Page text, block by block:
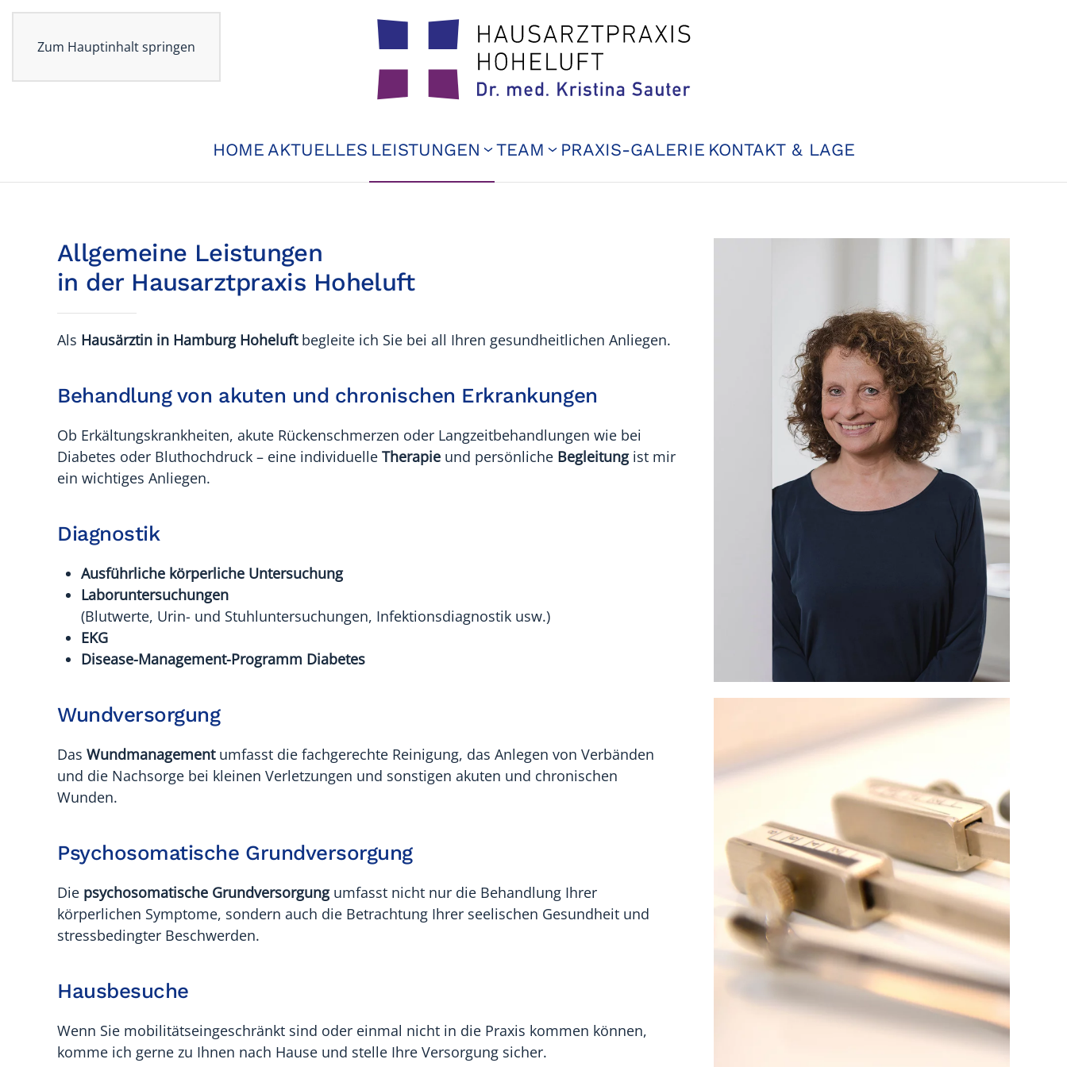
Zum Hauptinhalt springen
HOME AKTUELLES LEISTUNGEN TEAM PRAXIS-GALERIE KONTAKT & LAGE
Allgemeine Leistungen
in der Hausarztpraxis Hoheluft
Als Hausärztin in Hamburg Hoheluftbegleite ich Sie bei all Ihren gesundheitlichen Anliegen.
Behandlung von akuten und chronischen Erkrankungen
Ob Erkältungskrankheiten, akute Rückenschmerzen oder Langzeitbehandlungen wie bei
Diabetes oder Bluthochdruck – eine individuelle Therapie und persönliche Begleitungist mir
ein wichtiges Anliegen.
Diagnostik
Ausführliche körperliche Untersuchung
Laboruntersuchungen
(Blutwerte, Urin- und Stuhluntersuchungen, Infektionsdiagnostik usw.)
EKG
Disease-Management-Programm Diabetes
Wundversorgung
Das Wundmanagementumfasst die fachgerechte Reinigung, das Anlegen von Verbänden
und die Nachsorge bei kleinen Verletzungen und sonstigen akuten und chronischen
Wunden.
Psychosomatische Grundversorgung
Die psychosomatische Grundversorgungumfasst nicht nur die Behandlung Ihrer
körperlichen Symptome, sondern auch die Betrachtung Ihrer seelischen Gesundheit und
stressbedingter Beschwerden.
Hausbesuche
Wenn Sie mobilitätseingeschränkt sind oder einmal nicht in die Praxis kommen können,
komme ich gerne zu Ihnen nach Hause und stelle Ihre Versorgung sicher.